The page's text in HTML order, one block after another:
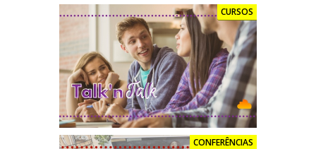
CURSOS
CONFERÊNCIAS